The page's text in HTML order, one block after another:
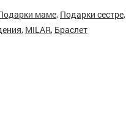
маме, Подарки сестре,
, MILAR, Браслет